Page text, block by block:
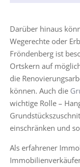
Darüber hinaus
Wegerechte oder
Fröndenberg ist
Ortskern auf
die
können. Auch die
wichtige Rolle –
einschränken und
Als erfahrener